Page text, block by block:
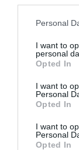
Please note
not limited to
grant or deny
use your data
consent section.
Personal
I want to
personal
Opted In
I want to
Personal
Opted In
I want to
Personal
Opted In
- azok az
Kérjük,
tiszteletben